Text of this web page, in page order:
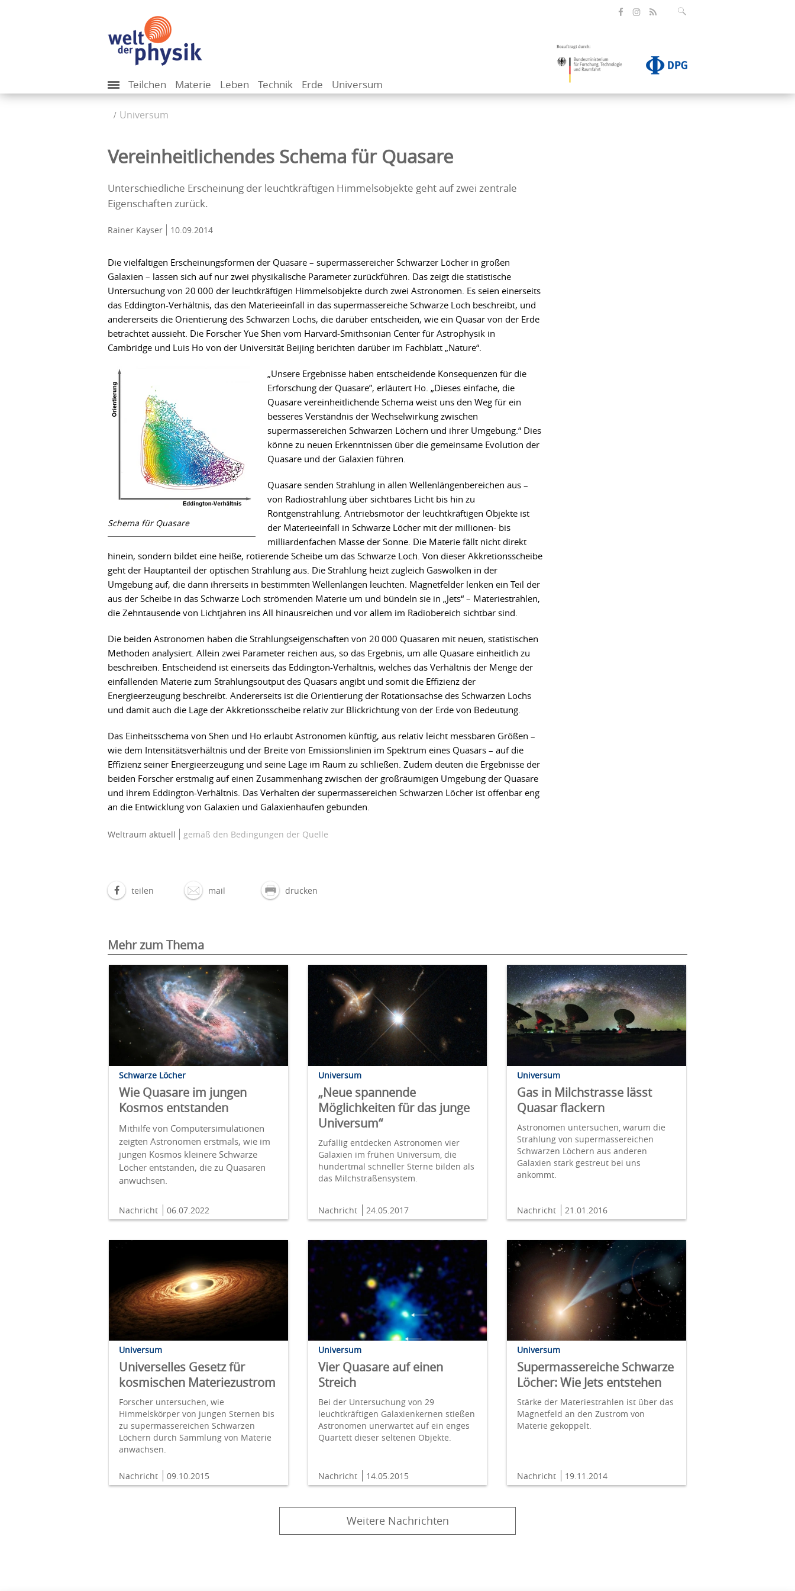
Teilchen Materie Leben Technik Erde Universum
Universum
Vereinheitlichendes Schema für Quasare
Unterschiedliche Erscheinung der leuchtkräftigen Himmelsobjekte geht auf zwei zentrale
Eigenschaften zurück.
Rainer Kayser 10.09.2014
Die vielfältigen Erscheinungsformen der Quasare – supermassereicher Schwarzer Löcher in großen
Galaxien – lassen sich auf nur zwei physikalische Parameter zurückführen. Das zeigt die statistische
Untersuchung von 20­ 000 der leuchtkräftigen Himmelsobjekte durch zwei Astronomen. Es seien einerseits
das Eddington-Verhältnis, das den Materieeinfall in das supermassereiche Schwarze Loch beschreibt, und
andererseits die Orientierung des Schwarzen Lochs, die darüber entscheiden, wie ein Quasar von der Erde
betrachtet aussieht. Die Forscher Yue Shen vom Harvard-Smithsonian Center für Astrophysik in
Cambridge und Luis Ho von der Universität Beijing berichten darüber im Fachblatt „Nature“.
Schema für Quasare
„Unsere Ergebnisse haben entscheidende Konsequenzen für die
Erforschung der Quasare”, erläutert Ho. „Dieses einfache, die
Quasare vereinheitlichende Schema weist uns den Weg für ein
besseres Verständnis der Wechselwirkung zwischen
supermassereichen Schwarzen Löchern und ihrer Umgebung.“ Dies
könne zu neuen Erkenntnissen über die gemeinsame Evolution der
Quasare und der Galaxien führen.
Quasare senden Strahlung in allen Wellenlängenbereichen aus –
von Radiostrahlung über sichtbares Licht bis hin zu
Röntgenstrahlung. Antriebsmotor der leuchtkräftigen Objekte ist
der Materieeinfall in Schwarze Löcher mit der millionen- bis
milliardenfachen Masse der Sonne. Die Materie fällt nicht direkt
hinein, sondern bildet eine heiße, rotierende Scheibe um das Schwarze Loch. Von dieser Akkretionsscheibe
geht der Hauptanteil der optischen Strahlung aus. Die Strahlung heizt zugleich Gaswolken in der
Umgebung auf, die dann ihrerseits in bestimmten Wellenlängen leuchten. Magnetfelder lenken ein Teil der
aus der Scheibe in das Schwarze Loch strömenden Materie um und bündeln sie in „Jets“ – Materiestrahlen,
die Zehntausende von Lichtjahren ins All hinausreichen und vor allem im Radiobereich sichtbar sind.
Die beiden Astronomen haben die Strahlungseigenschaften von 20 000 Quasaren mit neuen, statistischen
Methoden analysiert. Allein zwei Parameter reichen aus, so das Ergebnis, um alle Quasare einheitlich zu
beschreiben. Entscheidend ist einerseits das Eddington-Verhältnis, welches das Verhältnis der Menge der
einfallenden Materie zum Strahlungsoutput des Quasars angibt und somit die Effizienz der
Energieerzeugung beschreibt. Andererseits ist die Orientierung der Rotationsachse des Schwarzen Lochs
und damit auch die Lage der Akkretionsscheibe relativ zur Blickrichtung von der Erde von Bedeutung.
Das Einheitsschema von Shen und Ho erlaubt Astronomen künftig, aus relativ leicht messbaren Größen –
wie dem Intensitätsverhältnis und der Breite von Emissionslinien im Spektrum eines Quasars – auf die
Effizienz seiner Energieerzeugung und seine Lage im Raum zu schließen. Zudem deuten die Ergebnisse der
beiden Forscher erstmalig auf einen Zusammenhang zwischen der großräumigen Umgebung der Quasare
und ihrem Eddington-Verhältnis. Das Verhalten der supermassereichen Schwarzen Löcher ist offenbar eng
an die Entwicklung von Galaxien und Galaxienhaufen gebunden.
Weltraum aktuell gemäß den Bedingungen der Quelle
teilen mail drucken
Mehr zum Thema
Schwarze Löcher
Wie Quasare im jungen
Kosmos entstanden
Mithilfe von Computersimulationen
zeigten Astronomen erstmals, wie im
jungen Kosmos kleinere Schwarze
Löcher entstanden, die zu Quasaren
anwuchsen.
Nachricht 06.07.2022
Universum
„Neue spannende
Möglichkeiten für das junge
Universum“
Zufällig entdecken Astronomen vier
Galaxien im frühen Universum, die
hundertmal schneller Sterne bilden als
das Milchstraßensystem.
Nachricht 24.05.2017
Universum
Gas in Milchstrasse lässt
Quasar flackern
Astronomen untersuchen, warum die
Strahlung von supermassereichen
Schwarzen Löchern aus anderen
Galaxien stark gestreut bei uns
ankommt.
Nachricht 21.01.2016
Universum
Universelles Gesetz für
kosmischen Materiezustrom
Forscher untersuchen, wie
Himmelskörper von jungen Sternen bis
zu supermassereichen Schwarzen
Löchern durch Sammlung von Materie
anwachsen.
Nachricht 09.10.2015
Universum
Vier Quasare auf einen
Streich
Bei der Untersuchung von 29
leuchtkräftigen Galaxienkernen stießen
Astronomen unerwartet auf ein enges
Quartett dieser seltenen Objekte.
Nachricht 14.05.2015
Universum
Supermassereiche Schwarze
Löcher: Wie Jets entstehen
Stärke der Materiestrahlen ist über das
Magnetfeld an den Zustrom von
Materie gekoppelt.
Nachricht 19.11.2014
Weitere Nachrichten